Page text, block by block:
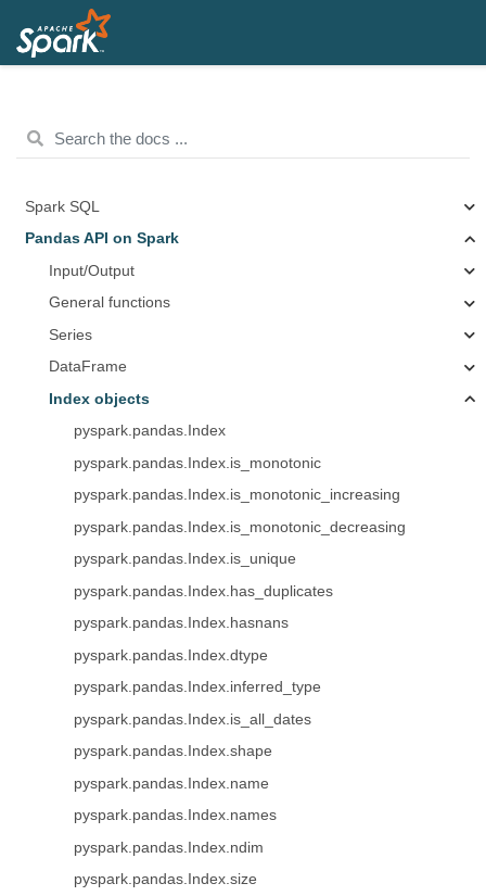
Spark SQL
Pandas API on Spark
Input/Output
General functions
Series
DataFrame
Index objects
pyspark.pandas.Index
pyspark.pandas.Index.is_monotonic
pyspark.pandas.Index.is_monotonic_increasing
pyspark.pandas.Index.is_monotonic_decreasing
pyspark.pandas.Index.is_unique
pyspark.pandas.Index.has_duplicates
pyspark.pandas.Index.hasnans
pyspark.pandas.Index.dtype
pyspark.pandas.Index.inferred_type
pyspark.pandas.Index.is_all_dates
pyspark.pandas.Index.shape
pyspark.pandas.Index.name
pyspark.pandas.Index.names
pyspark.pandas.Index.ndim
pyspark.pandas.Index.size